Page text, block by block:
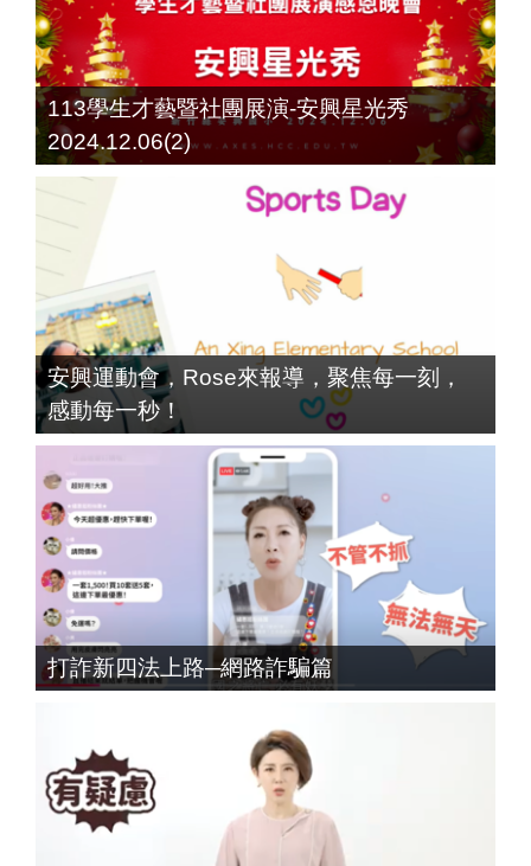
113學生才藝暨社團展演-安興星光秀
2024.12.06(2)
安興運動會，Rose來報導，聚焦每一刻，
感動每一秒！
打詐新四法上路─網路詐騙篇